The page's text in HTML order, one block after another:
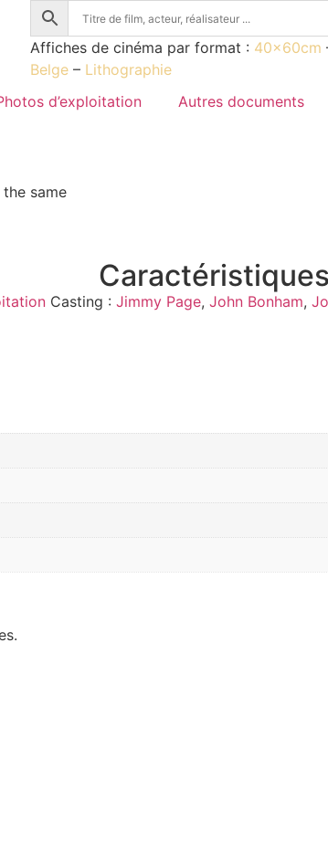
Affiches de cinéma par format : 40x60cm
Belge – Lithographie
d’exploitation Autres documents
same
Casting : Jimmy Page, John Bonham,